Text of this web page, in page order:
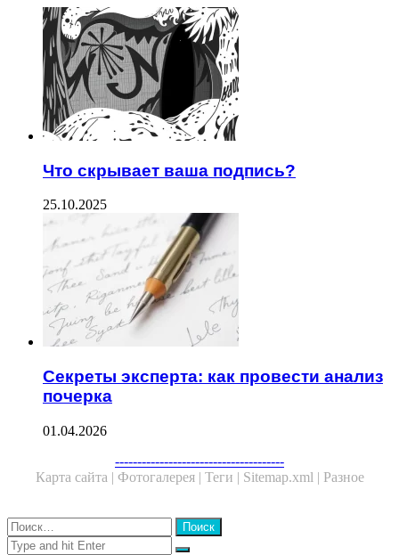
Что скрывает ваша подпись?
25.10.2025
Секреты эксперта: как провести анализ
почерка
01.04.2026
--------------------------------------
Карта сайта | Фотогалерея | Теги | Sitemap.xml | Разное
Close
Найти:
Close